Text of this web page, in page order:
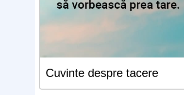
Cuvinte despre tacere